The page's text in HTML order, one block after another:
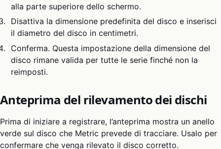
alla parte superiore dello schermo.
Disattiva la dimensione predefinita del disco e inserisci
il diametro del disco in centimetri.
Conferma. Questa impostazione della dimensione del
disco rimane valida per tutte le serie finché non la
reimposti.
Anteprima del rilevamento dei dischi
Prima di iniziare a registrare, l’anteprima mostra un anello
verde sul disco che Metric prevede di tracciare. Usalo per
confermare che venga rilevato il disco corretto.